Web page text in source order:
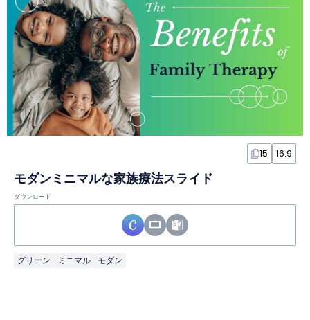
15 16:9
モダンミニマルな家族療法スライド
ダウンロード
グリーン ミニマル モダン